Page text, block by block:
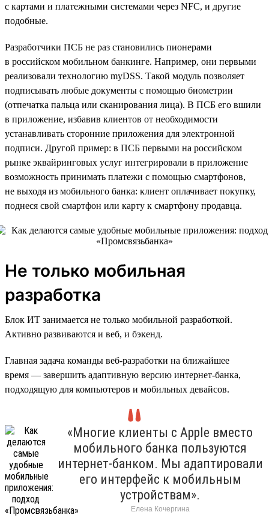
с картами и платежными системами через NFC, и другие
подобные.
Разработчики ПСБ не раз становились пионерами
в российском мобильном банкинге. Например, они первыми
реализовали технологию myDSS. Такой модуль позволяет
подписывать любые документы с помощью биометрии
(отпечатка пальца или сканирования лица). В ПСБ его вшили
в приложение, избавив клиентов от необходимости
устанавливать сторонние приложения для электронной
подписи. Другой пример: в ПСБ первыми на российском
рынке эквайринговых услуг интегрировали в приложение
возможность принимать платежи с помощью смартфонов,
не выходя из мобильного банка: клиент оплачивает покупку,
поднеся свой смартфон или карту к смартфону продавца.
Не только мобильная
разработка
Блок ИТ занимается не только мобильной разработкой.
Активно развиваются и веб, и бэкенд.
Главная задача команды веб-разработки на ближайшее
время — завершить адаптивную версию интернет-банка,
подходящую для компьютеров и мобильных девайсов.
«Многие клиенты с Apple вместо
мобильного банка пользуются
интернет-банком. Мы адаптировали
его интерфейс к мобильным
устройствам».
Елена Кочергина